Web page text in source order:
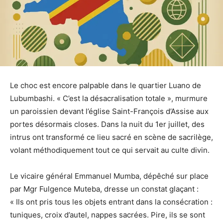
Le choc est encore palpable dans le quartier Luano de
Lubumbashi. « C’est la désacralisation totale », murmure
un paroissien devant l’église Saint-François d’Assise aux
portes désormais closes. Dans la nuit du 1er juillet, des
intrus ont transformé ce lieu sacré en scène de sacrilège,
volant méthodiquement tout ce qui servait au culte divin.
Le vicaire général Emmanuel Mumba, dépêché sur place
par Mgr Fulgence Muteba, dresse un constat glaçant :
« Ils ont pris tous les objets entrant dans la consécration :
tuniques, croix d’autel, nappes sacrées. Pire, ils se sont